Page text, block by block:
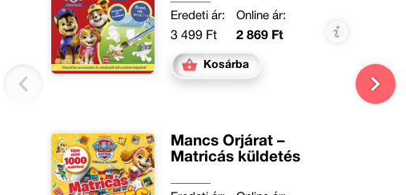
Eredeti ár:
3 499 Ft
Online ár:
2 869 Ft
Kosárba
Mancs Őrjárat –
Matricás küldetés